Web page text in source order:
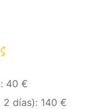
40 €
2 días): 140 €